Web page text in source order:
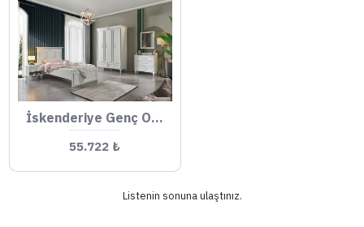
İskenderiye Genç Odası
55.722 ₺
Listenin sonuna ulaştınız.